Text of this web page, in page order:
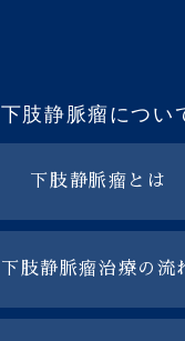
下肢静脈瘤につい
下肢静脈瘤とは
下肢静脈瘤治療の流